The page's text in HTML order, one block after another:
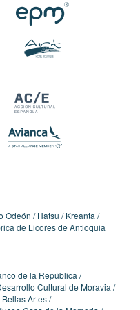
Odeón Hatsu
Kreanta
de Licores de Antioquia
de la República
Cultural de Moravia
Artes